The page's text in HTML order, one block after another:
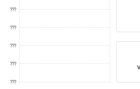
???
???
???
???
???